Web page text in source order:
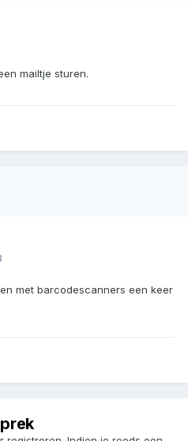
mailtje sturen.
met barcodescanners een keer